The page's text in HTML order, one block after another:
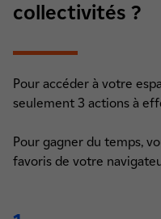
collectivités ?
Pour accéder à votre
seulement 3 actions à
Pour gagner du temps,
favoris de votre